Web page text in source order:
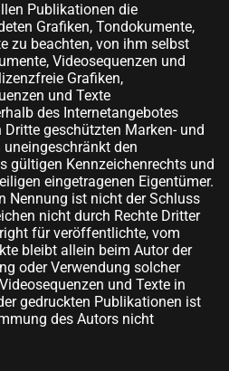
Publikationen die
Grafiken, Tondokumente,
zu beachten, von ihm selbst
Videosequenzen und
Grafiken,
und Texte
des Internetangebotes
geschützten Marken- und
den
gültigen Kennzeichenrechts und
eingetragenen Eigentümer.
Nennung ist nicht der Schluss
nicht durch Rechte Dritter
für veröffentlichte, vom
bleibt allein beim Autor der
oder Verwendung solcher
und Texte in
gedruckten Publikationen ist
des Autors nicht